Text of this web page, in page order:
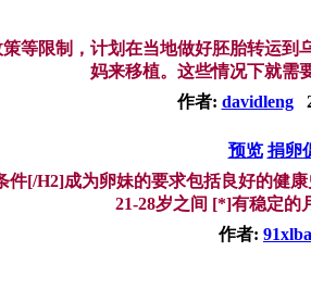
等限制，计划在当地做好胚胎转运
妈来移植。这些情况下就需
作者: davidleng
预览 捐卵
件[/H2]成为卵妹的要求包括良好的健
21-28岁之间 [*]有稳定
作者: